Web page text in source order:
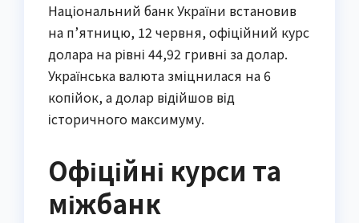
Національний банк України встановив
на п’ятницю, 12 червня, офіційний курс
долара на рівні 44,92 гривні за долар.
Українська валюта зміцнилася на 6
копійок, а долар відійшов від
історичного максимуму.
Офіційні курси та
міжбанк